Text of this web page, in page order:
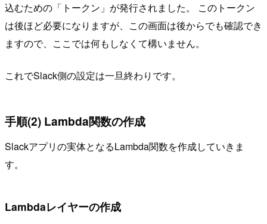
込むための「トークン」が発行されました。 このトークン
は後ほど必要になりますが、この画面は後からでも確認でき
ますので、ここでは何もしなくて構いません。
これでSlack側の設定は一旦終わりです。
手順(2) Lambda関数の作成
Slackアプリの実体となるLambda関数を作成していきま
す。
Lambdaレイヤーの作成